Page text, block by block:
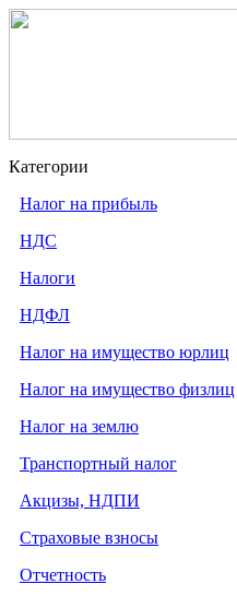
Категории
Налог на прибыль
НДС
Налоги
НДФЛ
Налог на имущество юрлиц
Налог на имущество физлиц
Налог на землю
Транспортный налог
Акцизы, НДПИ
Страховые взносы
Отчетность